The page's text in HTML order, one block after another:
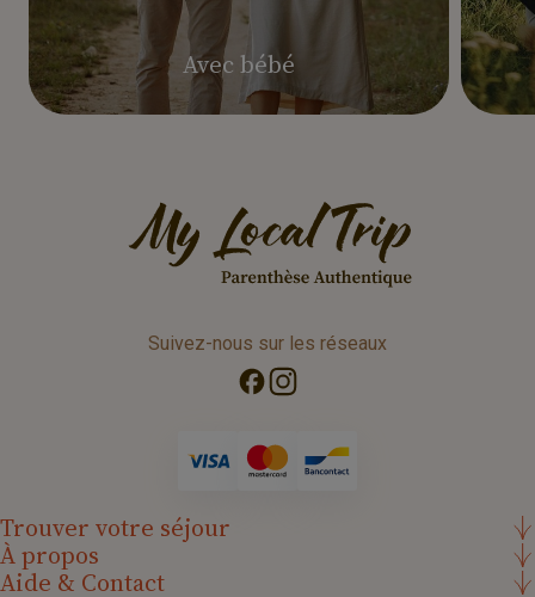
Avec bébé
Suivez-nous sur les réseaux
Trouver votre séjour
À propos
Aide & Contact